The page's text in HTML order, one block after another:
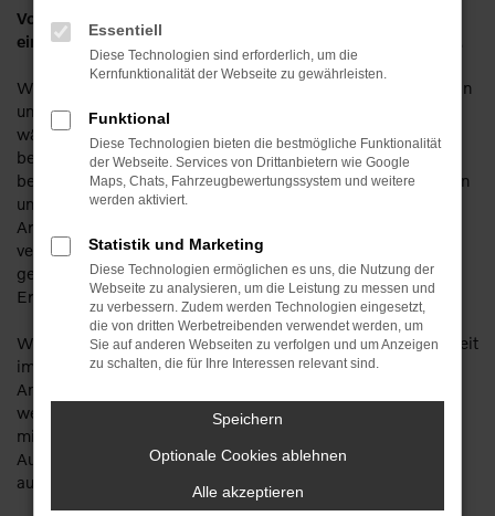
Volvo Service bedeutet bei POPP unter anderem eine
einfache und funktionierende Online-Terminvereinbarung.
Wenn Sie möchten, können Sie gerne auch Ihre HU und AU in
unserem Haus durchführen lassen und profitieren
währenddessen von unserem Bring- und Holdienst. Konkret
bedeutet dies, dass wir Ihr Fahrzeug an einer von Ihnen
bestimmten Adresse abholen und auch dort hinbringen, wenn
unsere Arbeit getan ist. Dies kann natürlich auch Ihre
Arbeitsstelle sein, sodass Sie Ihr Auto überhaupt nicht
vermissen werden. Für den Fall, dass Ihre Mobilität
gewährleistet bleiben muss, helfen wir Ihnen mit einem
Ersatzwagen aus – gerne auch mit einem Volvo.
Wohlgemerkt: Volvo Service ist für uns nicht nur unsere Arbeit
im Reparatur- oder Inspektionsbereich, sondern auch das
Angebot an Zubehör oder attraktiven Lifestyle-Artikeln. Sie
werden staunen, wie viele Accessoires mit Volvo-Logo
mittlerweile zu haben sind und können ihre Liebe zu Ihrer
Automarke problemlos und auf viele Arten und Weisen nach
außen tragen.
Essentiell
Diese Technologien sind erforderlich, um die
Kernfunktionalität der Webseite zu gewährleisten.
Funktional
Diese Technologien bieten die bestmögliche Funktionalität
der Webseite. Services von Drittanbietern wie Google
Maps, Chats, Fahrzeugbewertungssystem und weitere
werden aktiviert.
Statistik und Marketing
Diese Technologien ermöglichen es uns, die Nutzung der
Webseite zu analysieren, um die Leistung zu messen und
zu verbessern. Zudem werden Technologien eingesetzt,
die von dritten Werbetreibenden verwendet werden, um
Sie auf anderen Webseiten zu verfolgen und um Anzeigen
zu schalten, die für Ihre Interessen relevant sind.
Speichern
Optionale Cookies ablehnen
Alle akzeptieren